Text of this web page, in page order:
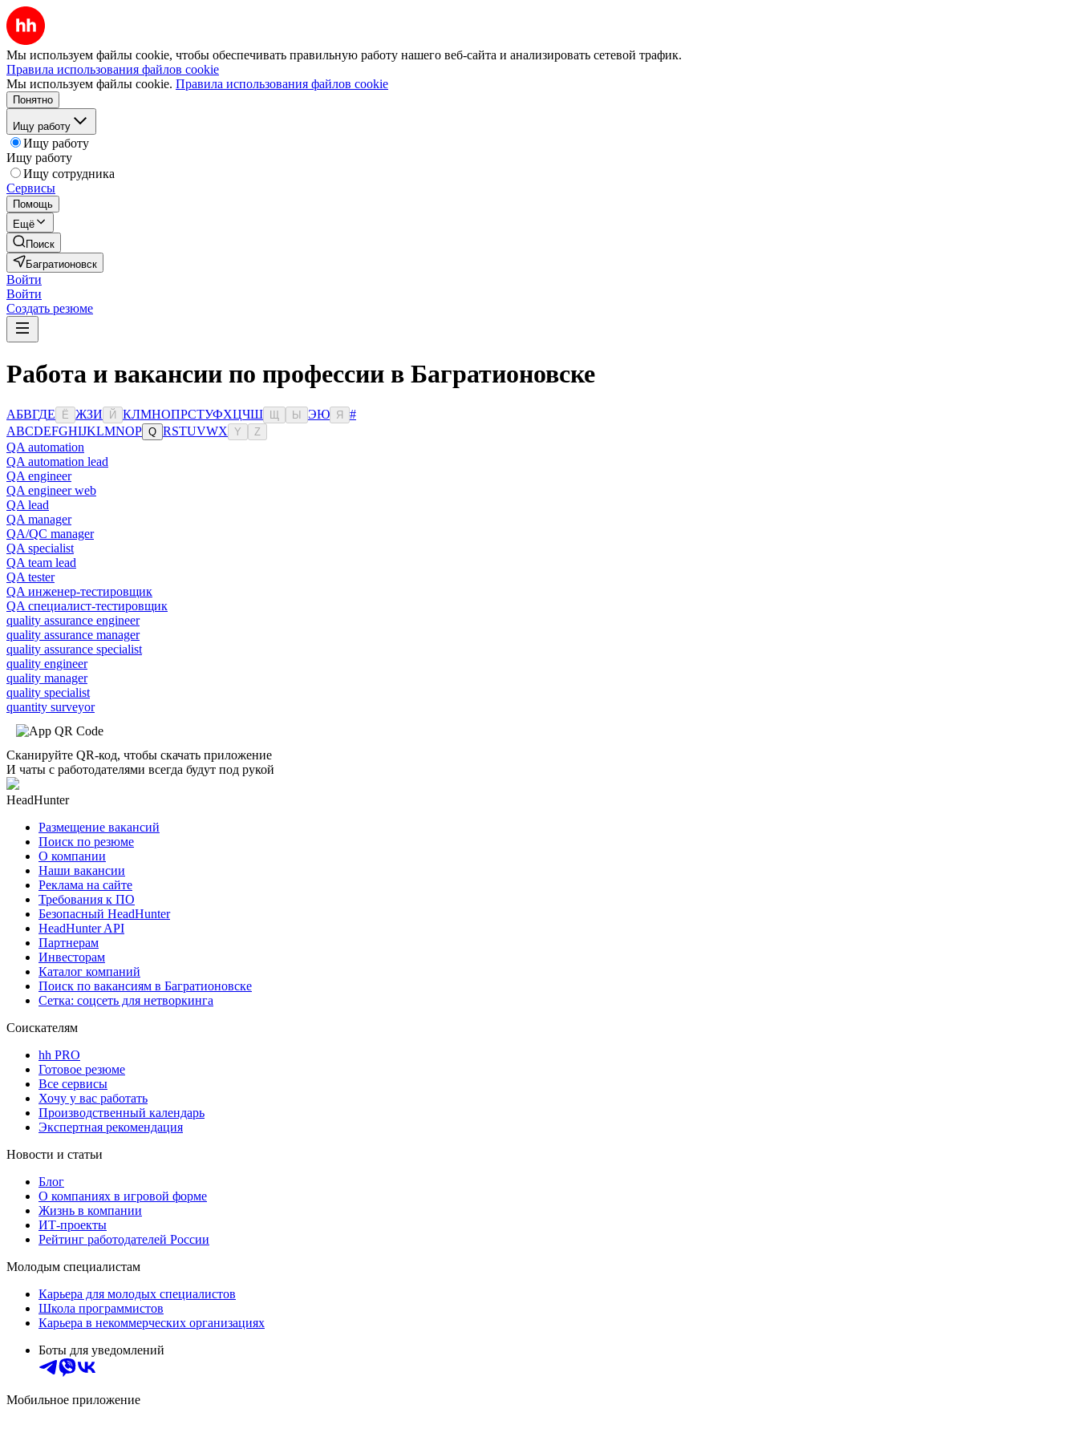
Мы используем файлы cookie, чтобы обеспечивать правильную работу нашего веб-сайта и анализировать сетевой трафик.
Правила использования файлов cookie
Мы используем файлы cookie. Правила использования файлов cookie
Понятно
Ищу работу
Ищу работу
Ищу работу
Ищу сотрудника
Сервисы
Помощь
Ещё
Поиск
Багратионовск
Войти
Войти
Создать резюме
Работа и вакансии по профессии в Багратионовске
АБВГДЕ Ё ЖЗИ Й КЛМНОПРСТУФХЦЧШ Ы ЭЮ Я
#
ABCDEFGHIJKLMNOP Q RSTUVWX Y Z
QA automation
QA automation lead
QA engineer
QA engineer web
QA lead
QA manager
QA/QC manager
QA specialist
QA team lead
QA tester
QA инженер-тестировщик
QA специалист-тестировщик
quality assurance engineer
quality assurance manager
quality assurance specialist
quality engineer
quality manager
quality specialist
quantity surveyor
Сканируйте QR-код, чтобы скачать приложение
И чаты с работодателями всегда будут под рукой
HeadHunter
Размещение вакансий
Поиск по резюме
О компании
Наши вакансии
Реклама на сайте
Требования к ПО
Безопасный HeadHunter
HeadHunter API
Партнерам
Инвесторам
Каталог компаний
Поиск по вакансиям в Багратионовске
Сетка: соцсеть для нетворкинга
Соискателям
hh PRO
Готовое резюме
Все сервисы
Хочу у вас работать
Производственный календарь
Экспертная рекомендация
Новости и статьи
Блог
О компаниях в игровой форме
Жизнь в компании
ИТ-проекты
Рейтинг работодателей России
Молодым специалистам
Карьера для молодых специалистов
Школа программистов
Карьера в некоммерческих организациях
Боты для уведомлений
Мобильное приложение